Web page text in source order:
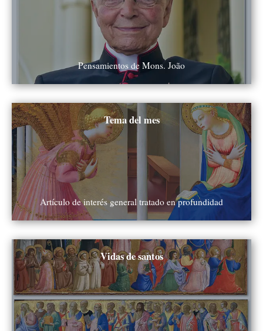
Pensamientos de Mons. João
Ver todos
Tema del mes
Artículo de interés general tratado en profundidad
Ver todos
Vidas de santos